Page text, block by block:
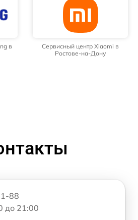
в
Сервисный центр Xiaomi в
Ростове-на-Дону
88
до 21:00